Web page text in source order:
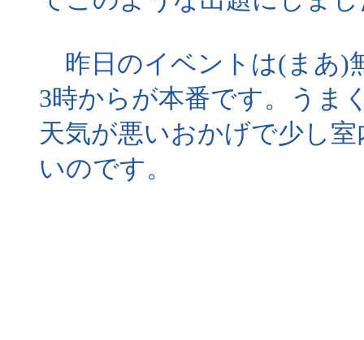
昨日のイベントは(まあ)
3時からが本番です。うま
天気が悪いおかげで少し
いのです。